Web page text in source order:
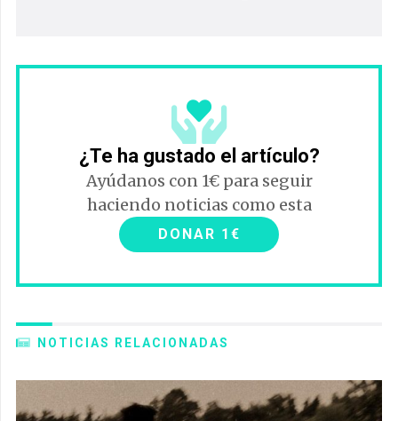
¿Te ha gustado el artículo?
Ayúdanos con 1€ para seguir
haciendo noticias como esta
DONAR 1€
NOTICIAS RELACIONADAS